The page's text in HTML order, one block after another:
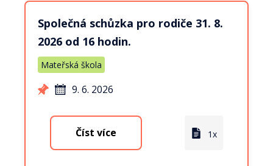
Společná schůzka pro rodiče 31. 8.
2026 od 16 hodin.
Mateřská škola
9. 6. 2026
Číst více 1x